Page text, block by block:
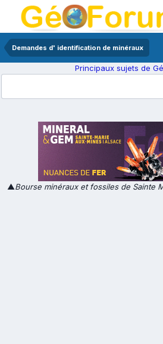
Demandes d' identification de minéraux
Principaux sujets de
▲Bourse minéraux et fossiles de Sainte